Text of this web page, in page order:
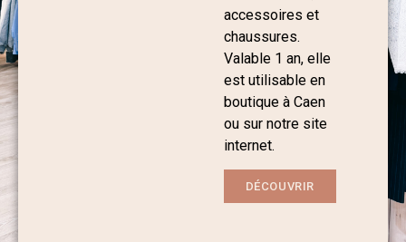
accessoires et
chaussures.
Valable 1 an, elle
est utilisable en
boutique à Caen
ou sur notre site
internet.
DÉCOUVRIR